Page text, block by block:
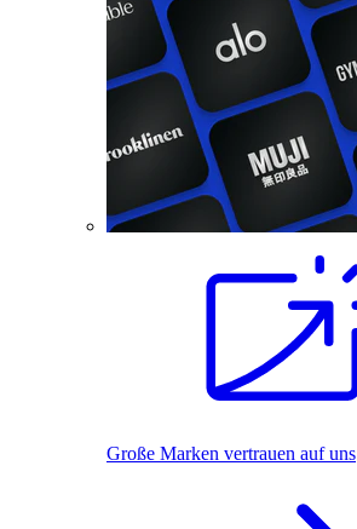
Große Marken vertrauen auf uns